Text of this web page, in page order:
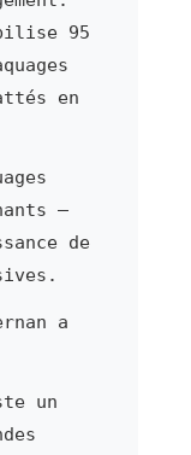
95
en
—
de
a
un